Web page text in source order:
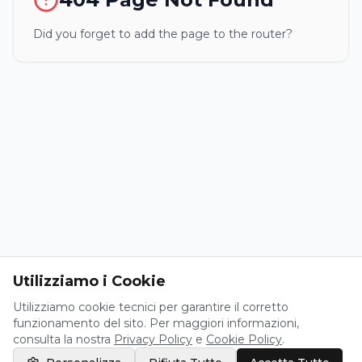
Did you forget to add the page to the router?
Utilizziamo i Cookie
Utilizziamo cookie tecnici per garantire il corretto
funzionamento del sito. Per maggiori informazioni,
consulta la nostra Privacy Policy e Cookie Policy.